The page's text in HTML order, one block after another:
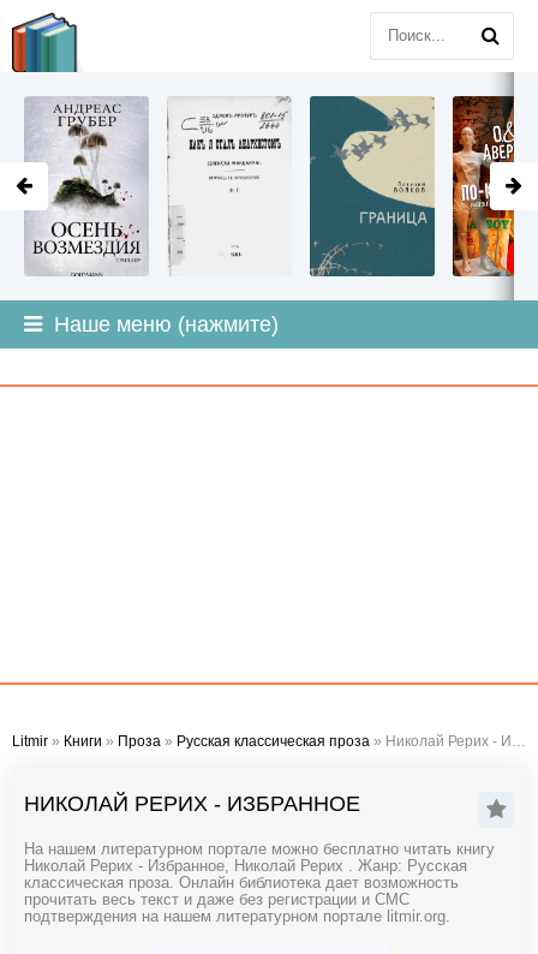
Наше меню (нажмите)
Litmir » Книги » Проза » Русская классическая проза » Николай Рерих - Избранное
НИКОЛАЙ РЕРИХ - ИЗБРАННОЕ
На нашем литературном портале можно бесплатно читать книгу
Николай Рерих - Избранное, Николай Рерих . Жанр: Русская
классическая проза. Онлайн библиотека дает возможность
прочитать весь текст и даже без регистрации и СМС
подтверждения на нашем литературном портале litmir.org.
LITMIR.ORG